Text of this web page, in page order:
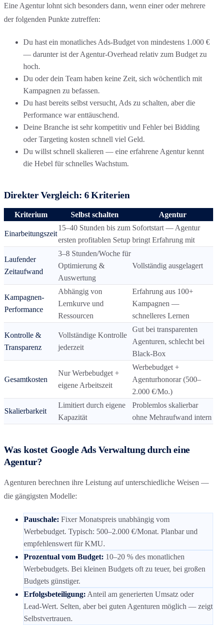
Eine Agentur lohnt sich besonders dann, wenn einer oder mehrere
der folgenden Punkte zutreffen:
Du hast ein monatliches Ads-Budget von mindestens 1.000 €
— darunter ist der Agentur-Overhead relativ zum Budget zu
hoch.
Du oder dein Team haben keine Zeit, sich wöchentlich mit
Kampagnen zu befassen.
Du hast bereits selbst versucht, Ads zu schalten, aber die
Performance war enttäuschend.
Deine Branche ist sehr kompetitiv und Fehler bei Bidding
oder Targeting kosten schnell viel Geld.
Du willst schnell skalieren — eine erfahrene Agentur kennt
die Hebel für schnelles Wachstum.
Direkter Vergleich: 6 Kriterien
Kriterium Selbst schalten Agentur
Einarbeitungszeit
15–40 Stunden bis zum
ersten profitablen Setup
Sofortstart — Agentur
bringt Erfahrung mit
Laufender
Zeitaufwand
3–8 Stunden/Woche für
Optimierung &
Auswertung
Vollständig ausgelagert
Kampagnen-
Performance
Abhängig von
Lernkurve und
Ressourcen
Erfahrung aus 100+
Kampagnen —
schnelleres Lernen
Kontrolle &
Transparenz
Vollständige Kontrolle
jederzeit
Gut bei transparenten
Agenturen, schlecht bei
Black-Box
Gesamtkosten
Nur Werbebudget +
eigene Arbeitszeit
Werbebudget +
Agenturhonorar (500–
2.000 €/Mo.)
Skalierbarkeit
Limitiert durch eigene
Kapazität
Problemlos skalierbar
ohne Mehraufwand intern
Was kostet Google Ads Verwaltung durch eine
Agentur?
Agenturen berechnen ihre Leistung auf unterschiedliche Weisen —
die gängigsten Modelle:
Pauschale: Fixer Monatspreis unabhängig vom
Werbebudget. Typisch: 500–2.000 €/Monat. Planbar und
empfehlenswert für KMU.
Prozentual vom Budget: 10–20 % des monatlichen
Werbebudgets. Bei kleinen Budgets oft zu teuer, bei großen
Budgets günstiger.
Erfolgsbeteiligung: Anteil am generierten Umsatz oder
Lead-Wert. Selten, aber bei guten Agenturen möglich — zeigt
Selbstvertrauen.